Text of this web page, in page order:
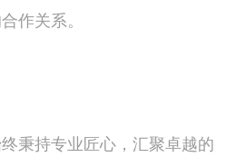
作关系。
秉持专业匠心，汇聚卓越的